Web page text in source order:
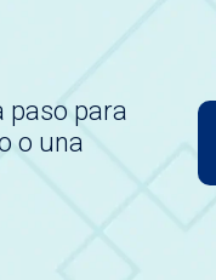
paso para
o una